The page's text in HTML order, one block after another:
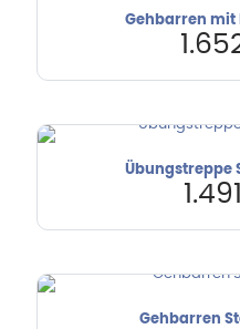
Gehbarren mit
Übungstreppe
Gehbarren